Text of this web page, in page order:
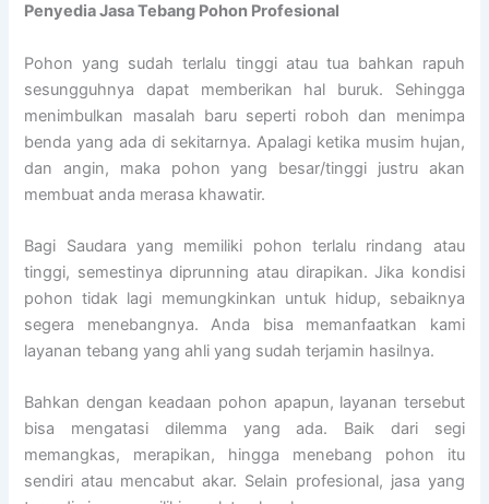
PenyediaJasa Tebang Pohon Profesional
Pohon yang sudah terlalu tinggi atau tua bahkan rapuh
sesungguhnya dapat memberikan hal buruk. Sehingga
menimbulkan masalah baru seperti roboh dan menimpa
benda yang ada di sekitarnya. Apalagi ketika musim hujan,
dan angin, maka pohon yang besar/tinggi justru akan
membuat anda merasa khawatir.
Bagi Saudara yang memiliki pohon terlalu rindang atau
tinggi, semestinya diprunning atau dirapikan. Jika kondisi
pohon tidak lagi memungkinkan untuk hidup, sebaiknya
segera menebangnya. Anda bisa memanfaatkan kami
layanan tebang yang ahli yang sudah terjamin hasilnya.
Bahkan dengan keadaan pohon apapun, layanan tersebut
bisa mengatasi dilemma yang ada. Baik dari segi
memangkas, merapikan, hingga menebang pohon itu
sendiri atau mencabut akar. Selain profesional, jasa yang